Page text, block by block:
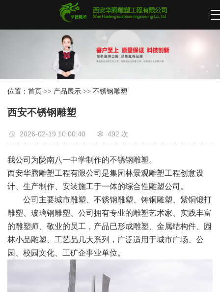
位置： 首页 >> 产品展示 >> 不锈钢雕塑
西安不锈钢雕塑
2026-02-19 10:00:40 492 次
我公司为陇南八一中学制作的不锈钢雕塑。
西安华腾雕塑工程有限公司是集园林景观雕塑工程创意设
计、生产制作、安装施工于一体的综合性雕塑公司。
公司主要城市雕塑、不锈钢雕塑、铸铜雕塑、紫铜锻打
雕塑、玻璃钢雕塑、公司拥有专业的雕塑艺术家、实践丰富
的雕塑师、敬业的员工，产品已形成雕塑、金属结构件、园
林小品雕塑、工艺品几大系列，广泛适用于城市广场、公
园、校园文化、工矿企事业单位。